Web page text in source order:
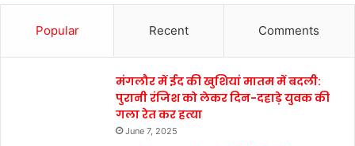
Popular Recent Comments
मंगलौर में ईद की खुशियां मातम में बदली:
पुरानी रंजिश को लेकर दिन-दहाड़े युवक की
गला रेत कर हत्या
June 7, 2025